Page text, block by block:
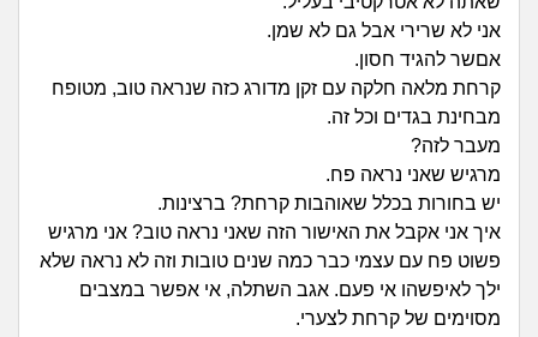
לימודים וסטודנטים
חברים ואנשים
בית, שכנים ושותפים
אני לא שרירי אבל גם לא שמן.
אםשר להגיד חסון.
קרחת מלאה חלקה עם זקן מדורג כזה שנראה טוב, מטופח
מבחינת בגדים וכל זה.
מעבר לזה?
מרגיש שאני נראה פח.
יש בחורות בכלל שאוהבות קרחת? ברצינות.
איך אני אקבל את האישור הזה שאני נראה טוב? אני מרגיש
פשוט פח עם עצמי כבר כמה שנים טובות וזה לא נראה שלא
ילך לאיפשהו אי פעם. אגב השתלה, אי אפשר במצבים
מסוימים של קרחת לצערי.